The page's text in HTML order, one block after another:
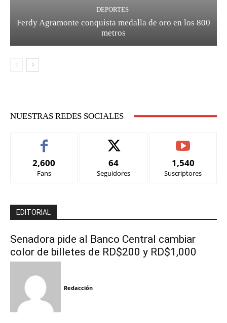
DEPORTES
Ferdy Agramonte conquista medalla de oro en los 800
metros
NUESTRAS REDES SOCIALES
2,600
Fans
64
Seguidores
1,540
Suscriptores
EDITORIAL
Senadora pide al Banco Central cambiar
color de billetes de RD$200 y RD$1,000
Redacción